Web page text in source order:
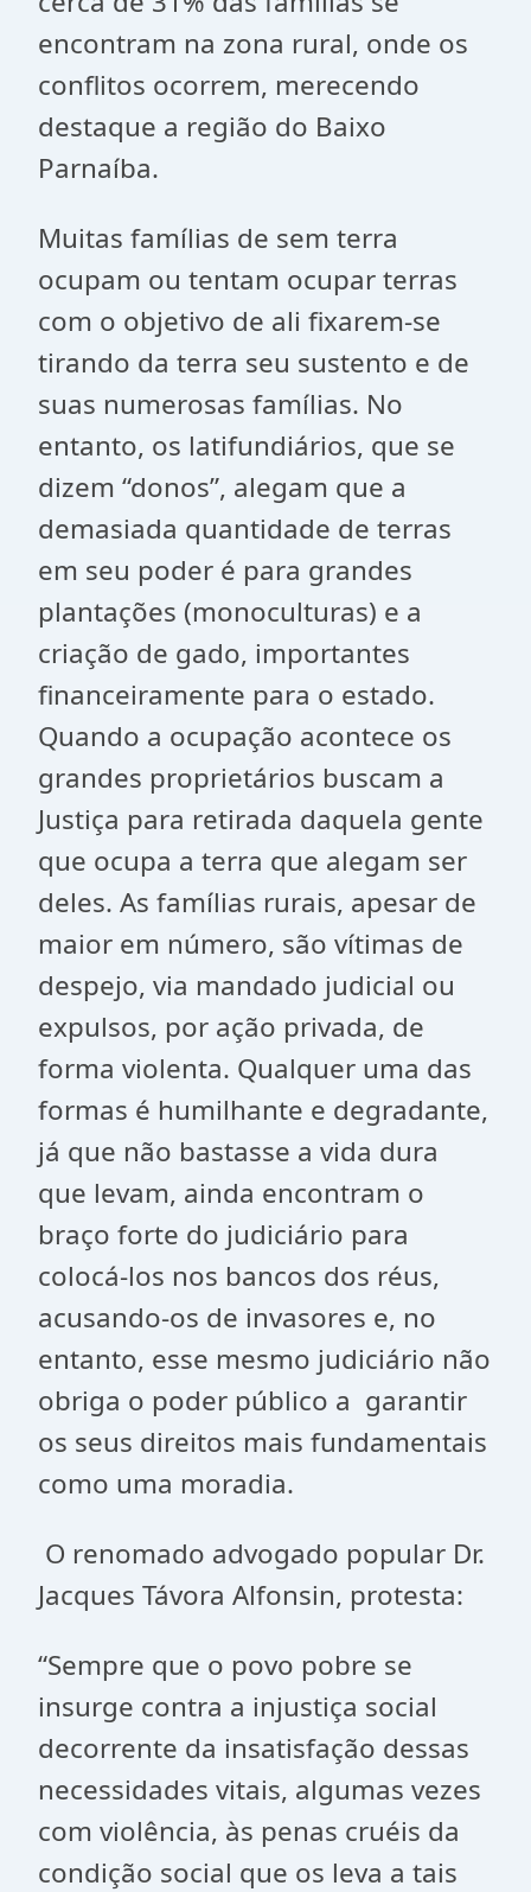
encontram na zona rural, onde os
conflitos ocorrem, merecendo
destaque a região do Baixo
Parnaíba.
Muitas famílias de sem terra
ocupam ou tentam ocupar terras
com o objetivo de ali fixarem-se
tirando da terra seu sustento e de
suas numerosas famílias. No
entanto, os latifundiários, que se
dizem “donos”, alegam que a
demasiada quantidade de terras
em seu poder é para grandes
plantações (monoculturas) e a
criação de gado, importantes
financeiramente para o estado.
Quando a ocupação acontece os
grandes proprietários buscam a
Justiça para retirada daquela gente
que ocupa a terra que alegam ser
deles. As famílias rurais, apesar de
maior em número, são vítimas de
despejo, via mandado judicial ou
expulsos, por ação privada, de
forma violenta. Qualquer uma das
formas é humilhante e degradante,
já que não bastasse a vida dura
que levam, ainda encontram o
braço forte do judiciário para
colocá-los nos bancos dos réus,
acusando-os de invasores e, no
entanto, esse mesmo judiciário não
obriga o poder público a garantir
os seus direitos mais fundamentais
como uma moradia.
O renomado advogado popular Dr.
Jacques Távora Alfonsin, protesta:
“Sempre que o povo pobre se
insurge contra a injustiça social
decorrente da insatisfação dessas
necessidades vitais, algumas vezes
com violência, às penas cruéis da
condição social que os leva a tais